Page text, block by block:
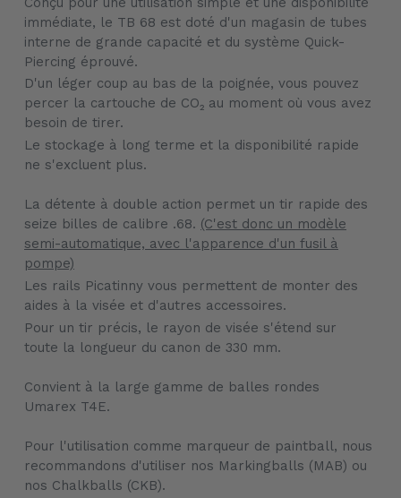
panier
immédiate, le TB 68 est doté d'un magasin de tubes
interne de grande capacité et du système Quick-
Piercing éprouvé.
D'un léger coup au bas de la poignée, vous pouvez
percer la cartouche de CO₂ au moment où vous avez
besoin de tirer.
Le stockage à long terme et la disponibilité rapide
ne s'excluent plus.
La détente à double action permet un tir rapide des
seize billes de calibre .68. (C'est donc un modèle
semi-automatique, avec l'apparence d'un fusil à
pompe)
Les rails Picatinny vous permettent de monter des
aides à la visée et d'autres accessoires.
Pour un tir précis, le rayon de visée s'étend sur
toute la longueur du canon de 330 mm.
Convient à la large gamme de balles rondes
Umarex T4E.
Pour l'utilisation comme marqueur de paintball, nous
recommandons d'utiliser nos Markingballs (MAB) ou
nos Chalkballs (CKB).